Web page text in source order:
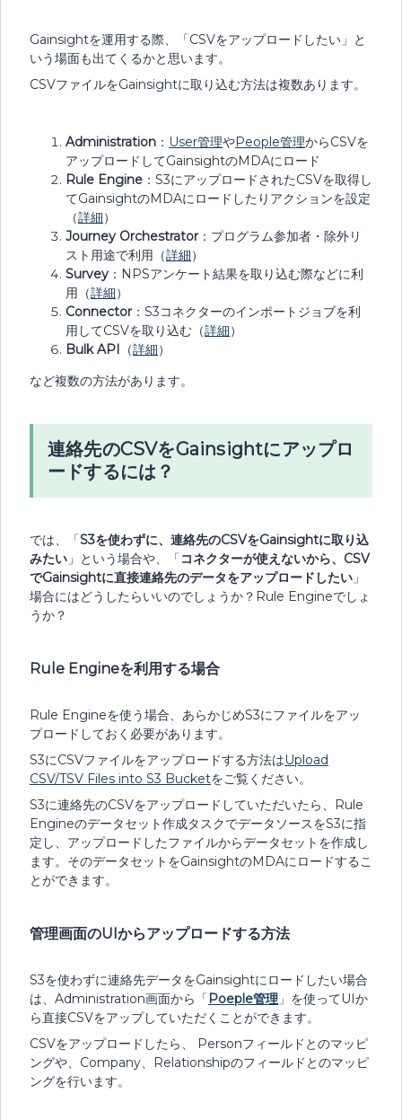
Gainsightを運用する際、「CSVをアップロードしたい」と
いう場面も出てくるかと思います。
CSVファイルをGainsightに取り込む方法は複数あります。
Administration ： User管理やPeople管理からCSVを
アップロードしてGainsightのMDAにロード
Rule Engine ：S3にアップロードされたCSVを取得し
てGainsightのMDAにロードしたりアクションを設定
（詳細）
Journey Orchestrator：プログラム参加者・除外リ
スト用途で利用（詳細）
Survey ：NPSアンケート結果を取り込む際などに利
用（詳細）
Connector：S3コネクターのインポートジョブを利
用してCSVを取り込む（詳細）
Bulk API （詳細）
など複数の方法があります。
連絡先のCSVをGainsightにアップロ
ードするには？
では、「S3を使わずに、連絡先のCSVをGainsightに取り込
みたい 」という場合や、「コネクターが使えないから、CSV
でGainsightに直接連絡先のデータをアップロードしたい 」
場合にはどうしたらいいのでしょうか？Rule Engineでしょ
うか？
Rule Engineを利用する場合
Rule Engineを使う場合、あらかじめS3にファイルをアッ
プロードしておく必要があります。
S3にCSVファイルをアップロードする方法はUpload
CSV/TSV Files into S3 Bucketをご覧ください。
S3に連絡先のCSVをアップロードしていただいたら、Rule
Engineのデータセット作成タスクでデータソースをS3に指
定し、アップロードしたファイルからデータセットを作成し
ます。そのデータセットをGainsightのMDAにロードするこ
とができます。
管理画面のUIからアップロードする方法
S3を使わずに連絡先データをGainsightにロードしたい場合
は、Administration画面から「Poeple管理 」を使ってUIか
ら直接CSVをアップしていただくことができます。
CSVをアップロードしたら、 Personフィールドとのマッピ
ングや、Company、Relationshipのフィールドとのマッピ
ングを行います。